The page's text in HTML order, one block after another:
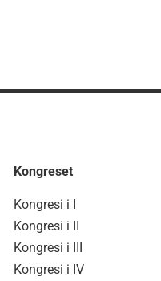
Kongreset
Kongresi i I
Kongresi i II
Kongresi i III
Kongresi i IV